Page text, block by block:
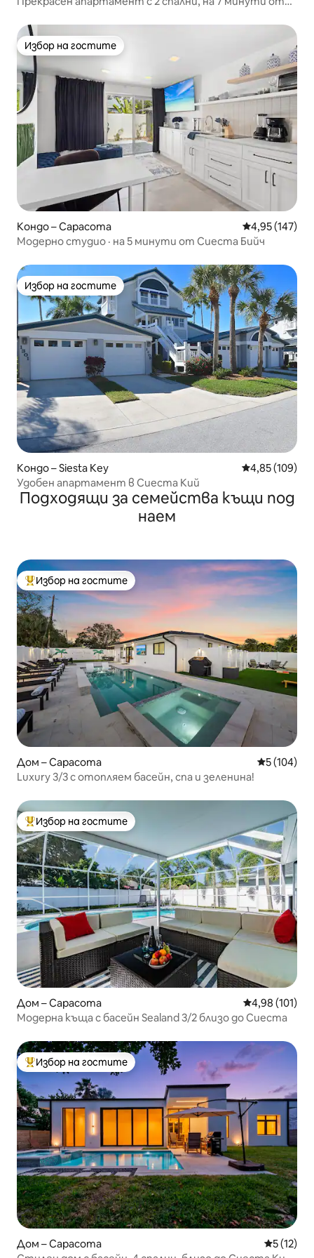
Избор на гостите
Избор на гостите
Кондо – Сарасота Средна
4,95 (147)
Модерно студио · на 5 минути от Сиеста Бийч
Избор на гостите
Избор на гостите
Кондо – Siesta Key Средна
4,85 (109)
Удобен апартамент в Сиеста Кий
Подходящи за семейства къщи под
наем
Най-популярен избор на гостите
Избор на гостите
Дом – Сарасота Средна
5 (104)
Luxury 3/3 с отопляем басейн, спа и зеленина!
Най-популярен избор на гостите
Избор на гостите
Дом – Сарасота Средна
4,98 (101)
Модерна къща с басейн Sealand 3/2 близо до Сиеста
Най-популярен избор на гостите
Избор на гостите
Дом – Сарасота Средна
5 (12)